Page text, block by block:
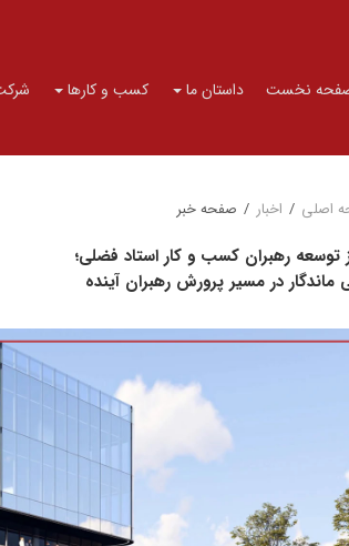
نخست داستان ما کسب و کارها
اصلی / اخبار / صفحه خبر
توسعه رهبران کسب و کار استاد فضلی؛
ماندگار در مسیر پرورش رهبران آینده